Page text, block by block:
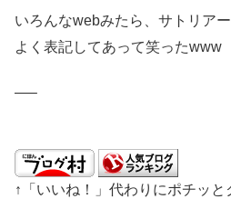
いろんなwebみたら、サトリア
よく表記してあって笑ったwww
—–
↑「いいね！」代わりにポチッ